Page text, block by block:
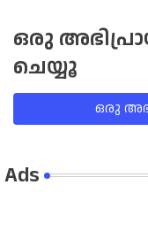
ഒരു
ചെയ്യൂ
ഒരു
Ads